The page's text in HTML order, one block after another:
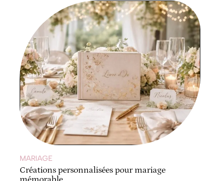
MARIAGE
Créations personnalisées pour mariage